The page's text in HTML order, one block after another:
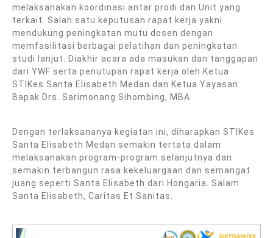
melaksanakan koordinasi antar prodi dan Unit yang
terkait. Salah satu keputusan rapat kerja yakni
mendukung peningkatan mutu dosen dengan
memfasilitasi berbagai pelatihan dan peningkatan
studi lanjut. Diakhir acara ada masukan dan tanggapan
dari YWF serta penutupan rapat kerja oleh Ketua
STIKes Santa Elisabeth Medan dan Ketua Yayasan
Bapak Drs. Sarimonang Sihombing, MBA.
Dengan terlaksananya kegiatan ini, diharapkan STIKes
Santa Elisabeth Medan semakin tertata dalam
melaksanakan program-program selanjutnya dan
semakin terbangun rasa kekeluargaan dan semangat
juang seperti Santa Elisabeth dari Hongaria. Salam
Santa Elisabeth, Caritas Et Sanitas.